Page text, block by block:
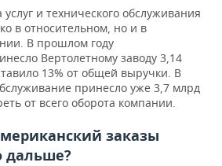
и технического обслуживания
в относительном, но и в
В прошлом году
Вертолетному заводу 3,14
13% от общей выручки. В
принесло уже 3,7 млрд
от всего оборота компании.
заказы
дальше?